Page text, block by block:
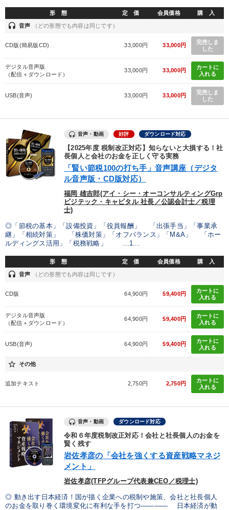
形 態 定 価 会員価格 購 入
headset 音声 （どの形態でも内容は同じです）
CD版(簡易版CD) 33,000円 33,000円
完売しま
した
デジタル音声版
（配信＋ダウンロード）
33,000円 33,000円
カートに
入れる
USB(音声) 33,000円 33,000円
完売しま
した
音声・動画 好評 ダウンロード対応
【2025年度 税制改正対応】知らないと大損する！社
長個人と会社のお金を正しく守る実務
「賢い節税100の打ち手」音声講座（デジタ
ル音声版・CD版対応）
福岡 雄吉郎(アイ・シー・オーコンサルティングGrp
ビジテック・キャピタル 社長／公認会計士／税理
士)
◎「節税の基本」「設備投資」「役員報酬」 「出張手当」「事業承
継」「相続対策」 「株価対策」「オフバランス」「M&A」 「ホー
ルディングス活用」「税務戦略」 …1...
形 態 定 価 会員価格 購 入
headset 音声 （どの形態でも内容は同じです）
CD版 64,900円 59,400円
カートに
入れる
デジタル音声版
（配信＋ダウンロード）
64,900円 59,400円
カートに
入れる
USB(音声) 64,900円 59,400円
カートに
入れる
star_border その他
追加テキスト 2,750円 2,750円
カートに
入れる
音声・動画 ダウンロード対応
令和６年度税制改正対応！会社と社長個人のお金を
賢く残す
岩佐孝彦の「会社を強くする資産戦略マネジ
メント」
岩佐孝彦(TFPグループ代表兼CEO／税理士)
◎ 動き出す日本経済！国が描く企業への税制や施策、会社と社長個人
のお金を取り巻く環境変化に有利な手を打つ―――― 日本経済が動